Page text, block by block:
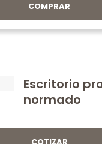
COMPRAR
Escritorio
normado